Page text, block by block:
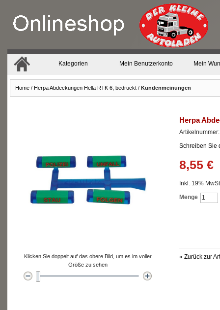
Kategorien Mein Benutzerkonto Mein
Home / Herpa Abdeckungen Hella RTK 6, bedruckt / Kundenmeinungen
Herpa
Schreiben Sie
8,55 €
Inkl. 19%
Menge
« Zurück zur
Klicken Sie doppelt auf das obere Bild, um es im voller
Größe zu sehen